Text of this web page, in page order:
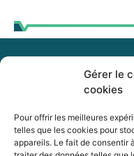
Gérer le
cookies
Pour offrir les meilleures
telles que les cookies pour
appareils. Le fait de consentir
255,